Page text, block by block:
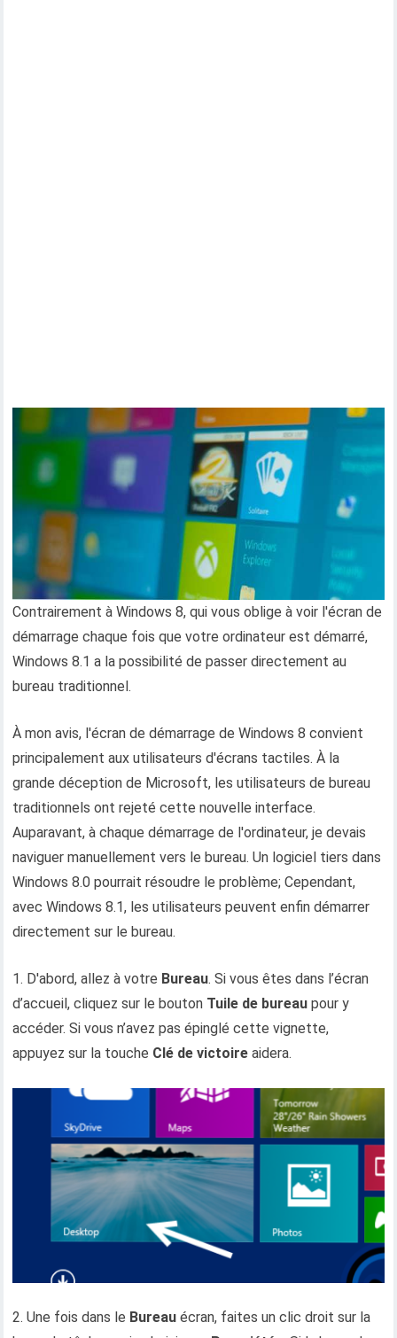
Contrairement à Windows 8, qui vous oblige à voir l'écran de
démarrage chaque fois que votre ordinateur est démarré,
Windows 8.1 a la possibilité de passer directement au
bureau traditionnel.
À mon avis, l'écran de démarrage de Windows 8 convient
principalement aux utilisateurs d'écrans tactiles. À la
grande déception de Microsoft, les utilisateurs de bureau
traditionnels ont rejeté cette nouvelle interface.
Auparavant, à chaque démarrage de l'ordinateur, je devais
naviguer manuellement vers le bureau. Un logiciel tiers dans
Windows 8.0 pourrait résoudre le problème; Cependant,
avec Windows 8.1, les utilisateurs peuvent enfin démarrer
directement sur le bureau.
1. D'abord, allez à votre Bureau. Si vous êtes dans l’écran
d’accueil, cliquez sur le bouton Tuile de bureau pour y
accéder. Si vous n’avez pas épinglé cette vignette,
appuyez sur la touche Clé de victoire aidera.
2. Une fois dans le Bureau écran, faites un clic droit sur la